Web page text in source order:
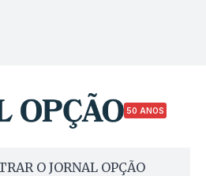
50 ANOS
O JORNAL OPÇÃO